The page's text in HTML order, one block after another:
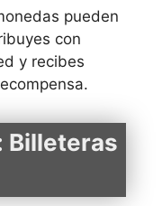
pueden
con
y recibes
Billeteras